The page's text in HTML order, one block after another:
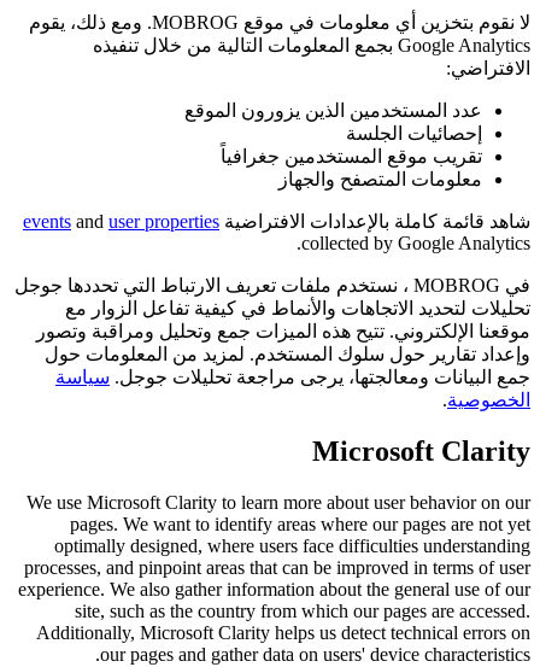
لا نقوم بتخزين أي معلومات في موقع MOBROG. ومع ذلك، يقوم
Google Analytics بجمع المعلومات التالية من خلال تنفيذه
الافتراضي:
عدد المستخدمين الذين يزورون الموقع
إحصائيات الجلسة
تقريب موقع المستخدمين جغرافياً
معلومات المتصفح والجهاز
شاهد قائمة كاملة بالإعدادات الافتراضية events and user properties
collected by Google Analytics.
في MOBROG ، نستخدم ملفات تعريف الارتباط التي تحددها جوجل
تحليلات لتحديد الاتجاهات والأنماط في كيفية تفاعل الزوار مع
موقعنا الإلكتروني. تتيح هذه الميزات جمع وتحليل ومراقبة وتصور
وإعداد تقارير حول سلوك المستخدم. لمزيد من المعلومات حول
جمع البيانات ومعالجتها، يرجى مراجعة تحليلات جوجل. سياسة
الخصوصية.
Microsoft Clarity
We use Microsoft Clarity to learn more about user behavior on our
pages. We want to identify areas where our pages are not yet
optimally designed, where users face difficulties understanding
processes, and pinpoint areas that can be improved in terms of user
experience. We also gather information about the general use of our
site, such as the country from which our pages are accessed.
Additionally, Microsoft Clarity helps us detect technical errors on
our pages and gather data on users' device characteristics.